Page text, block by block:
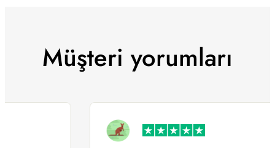
Müşteri yorumları